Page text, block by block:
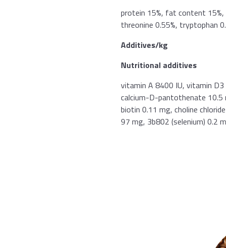
protein 15%, fat content 15%,
threonine 0.55%, tryptophan
Additives/kg
Nutritional additives
vitamin A 8400 IU, vitamin
calcium-D-pantothenate 10.5
biotin 0.11 mg, choline
97 mg, 3b802 (selenium) 0.2